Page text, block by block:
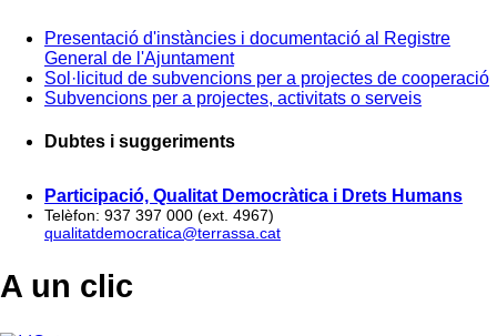
Presentació d'instàncies i documentació al Registre
General de l'Ajuntament
Sol·licitud de subvencions per a projectes de cooperació
Subvencions per a projectes, activitats o serveis
Dubtes i suggeriments
Participació, Qualitat Democràtica i Drets Humans
Telèfon: 937 397 000 (ext. 4967)
qualitatdemocratica@terrassa.cat
A un clic